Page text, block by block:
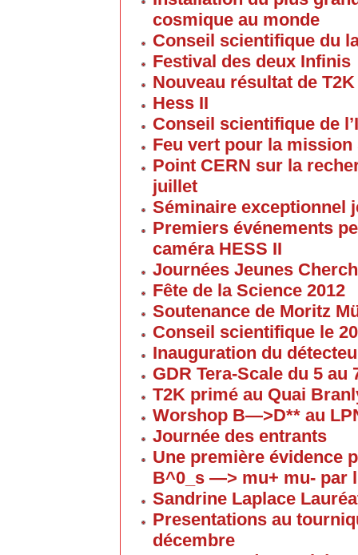
cosmique au monde
Conseil scientifique du
Festival des deux Infinis
Nouveau résultat de T2K
Hess II
Conseil scientifique de
Feu vert pour la
Point CERN sur la
juillet
Séminaire exceptionnel
Premiers événements
caméra HESS II
Journées Jeunes
Fête de la Science 2012
Soutenance de Moritz
Conseil scientifique le
Inauguration du
GDR Tera-Scale du 5
T2K primé au Quai
Worshop B—>D** au
Journée des entrants
Une première évidence
B^0_s —> mu+ mu- par
Sandrine Laplace
Presentations au
décembre